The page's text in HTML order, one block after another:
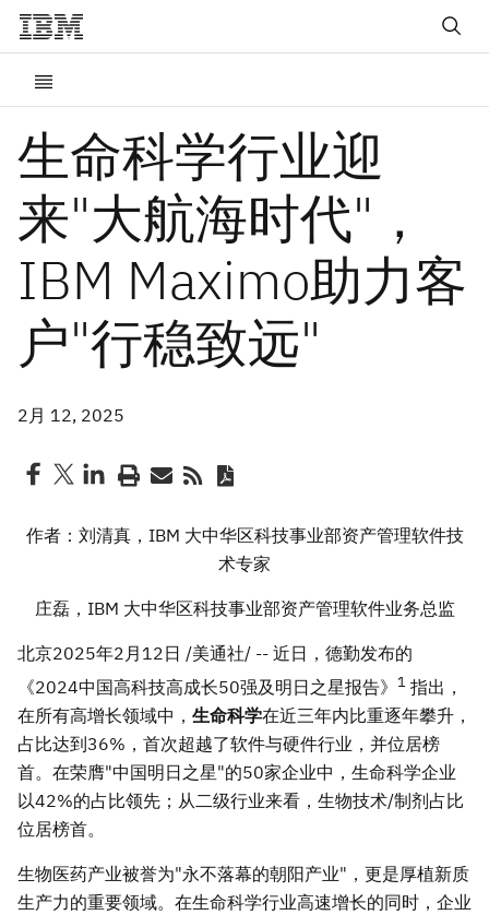
生命科学行业迎
来"大航海时代"，
IBM Maximo助力客
户"行稳致远"
2月 12, 2025
作者：刘清真， IBM 大中华区科技事业部资产管理软件技
术专家
庄磊， IBM 大中华区科技事业部资产管理软件业务总监
北京2025年2月12日 /美通社/ -- 近日，德勤发布的
《2024中国高科技高成长50强及明日之星报告》 1 指出，
在所有高增长领域中， 生命科学在近三年内比重逐年攀升，
占比达到36%，首次超越了软件与硬件行业，并位居榜
首。在荣膺"中国明日之星"的50家企业中，生命科学企业
以42%的占比领先；从二级行业来看，生物技术/制剂占比
位居榜首。
生物医药产业被誉为"永不落幕的朝阳产业"，更是厚植新质
生产力的重要领域。在生命科学行业高速增长的同时，企业